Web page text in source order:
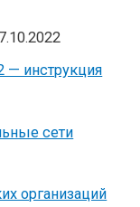
— инструкция
сети
организаций